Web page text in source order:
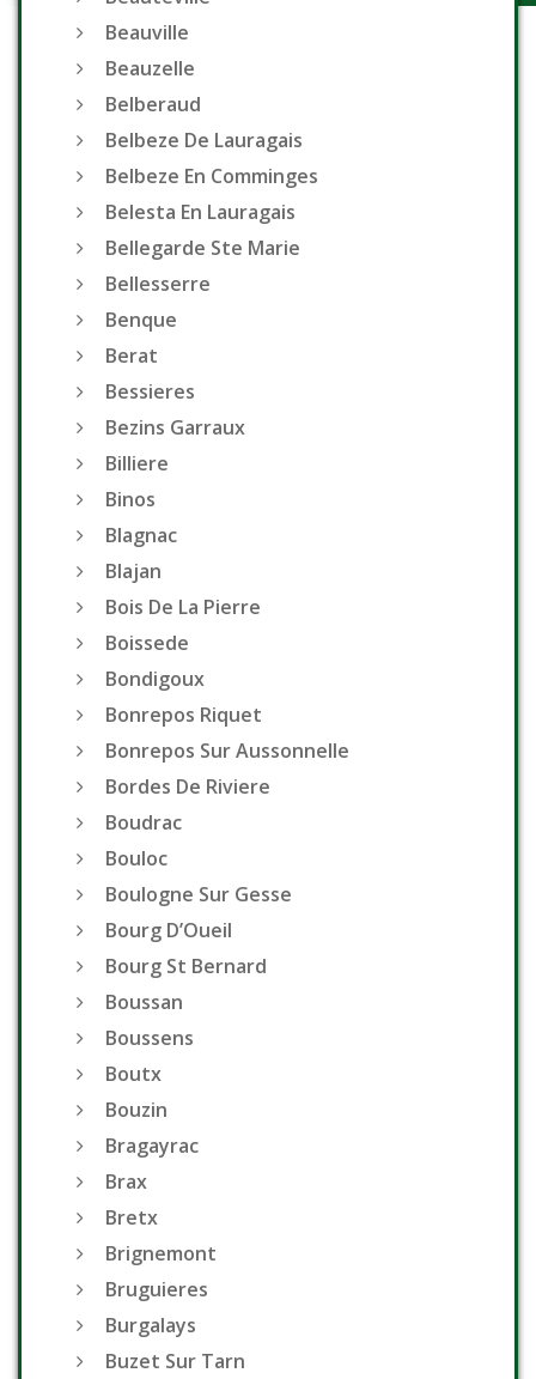
Beauville
Beauzelle
Belberaud
Belbeze De Lauragais
Belbeze En Comminges
Belesta En Lauragais
Bellegarde Ste Marie
Bellesserre
Benque
Berat
Bessieres
Bezins Garraux
Billiere
Binos
Blagnac
Blajan
Bois De La Pierre
Boissede
Bondigoux
Bonrepos Riquet
Bonrepos Sur Aussonnelle
Bordes De Riviere
Boudrac
Bouloc
Boulogne Sur Gesse
Bourg D’Oueil
Bourg St Bernard
Boussan
Boussens
Boutx
Bouzin
Bragayrac
Brax
Bretx
Brignemont
Bruguieres
Burgalays
Buzet Sur Tarn